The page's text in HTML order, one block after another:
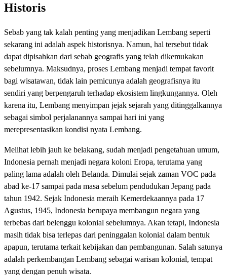
Historis
Sebab yang tak kalah penting yang menjadikan Lembang seperti
sekarang ini adalah aspek historisnya. Namun, hal tersebut tidak
dapat dipisahkan dari sebab geografis yang telah dikemukakan
sebelumnya. Maksudnya, proses Lembang menjadi tempat favorit
bagi wisatawan, tidak lain pemicunya adalah geografisnya itu
sendiri yang berpengaruh terhadap ekosistem lingkungannya. Oleh
karena itu, Lembang menyimpan jejak sejarah yang ditinggalkannya
sebagai simbol perjalanannya sampai hari ini yang
merepresentasikan kondisi nyata Lembang.
Melihat lebih jauh ke belakang, sudah menjadi pengetahuan umum,
Indonesia pernah menjadi negara koloni Eropa, terutama yang
paling lama adalah oleh Belanda. Dimulai sejak zaman VOC pada
abad ke-17 sampai pada masa sebelum pendudukan Jepang pada
tahun 1942. Sejak Indonesia meraih Kemerdekaannya pada 17
Agustus, 1945, Indonesia berupaya membangun negara yang
terbebas dari belenggu kolonial sebelumnya. Akan tetapi, Indonesia
masih tidak bisa terlepas dari peninggalan kolonial dalam bentuk
apapun, terutama terkait kebijakan dan pembangunan. Salah satunya
adalah perkembangan Lembang sebagai warisan kolonial, tempat
yang dengan penuh wisata.